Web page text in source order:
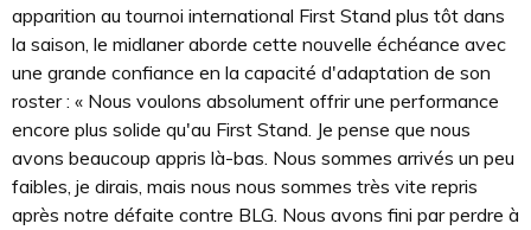
apparition au tournoi international First Stand plus tôt dans
la saison, le midlaner aborde cette nouvelle échéance avec
une grande confiance en la capacité d'adaptation de son
roster : « Nous voulons absolument offrir une performance
encore plus solide qu'au First Stand. Je pense que nous
avons beaucoup appris là-bas. Nous sommes arrivés un peu
faibles, je dirais, mais nous nous sommes très vite repris
après notre défaite contre BLG. Nous avons fini par perdre à